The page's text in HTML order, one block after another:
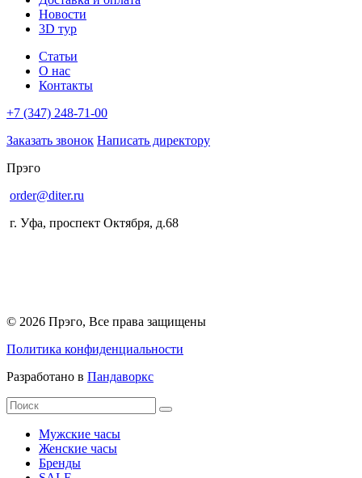
Новости
3D тур
Статьи
О нас
Контакты
+7 (347) 248-71-00
Заказать звонок Написать директору
Прэго
order@diter.ru
г. Уфа, проспект Октября, д.68
© 2026 Прэго, Все права защищены
Политика конфиденциальности
Разработано в Пандаворкс
Мужские часы
Женские часы
Бренды